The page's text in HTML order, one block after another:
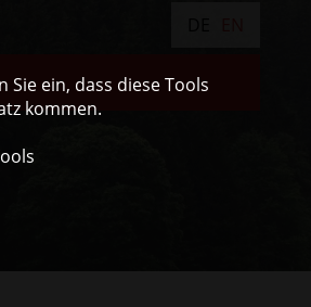
ein, dass diese Tools
kommen.